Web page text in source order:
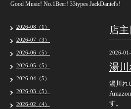
Good Music! No.1Beer! 33types JackDaniel's!
店
2026-
湯川
湯川れ
す。
2026-08（1）
2026-07（3）
2026-06（5）
2026-05（5）
2026-04（5）
2026-03（5）
2026-02（4）